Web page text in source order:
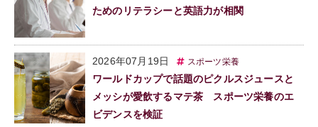
ためのリテラシーと英語力が相関
2026年07月19日 スポーツ栄養
ワールドカップで話題のピクルスジュースと
メッシが愛飲するマテ茶 スポーツ栄養のエ
ビデンスを検証